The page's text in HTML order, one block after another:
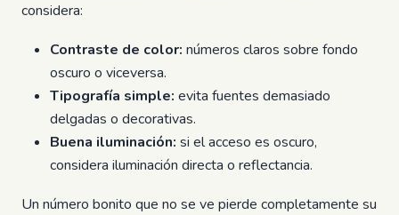
considera:
Contraste de color: números claros sobre fondo
oscuro o viceversa.
Tipografía simple: evita fuentes demasiado
delgadas o decorativas.
Buena iluminación: si el acceso es oscuro,
considera iluminación directa o reflectancia.
Un número bonito que no se ve pierde completamente su